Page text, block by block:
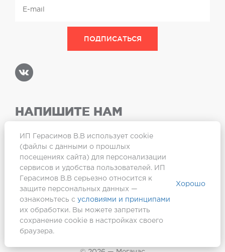
НАПИШИТЕ НАМ
ИП Герасимов В.В использует cookie
(файлы с данными о прошлых
посещениях сайта) для персонализации
сервисов и удобства пользователей. ИП
Герасимов В.В серьезно относится к
защите персональных данных —
ознакомьтесь с условиями и принципами
их обработки. Вы можете запретить
сохранение cookie в настройках своего
браузера.
Хорошо